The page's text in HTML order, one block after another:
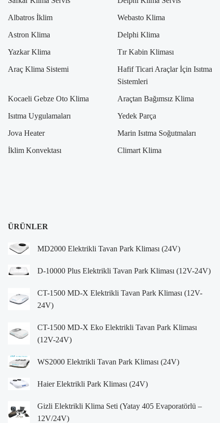
Albatros İklim Webasto Klima
Astron Klima Delphi Klima
Yazkar Klima Tır Kabin Kliması
Araç Klima Sistemi
Hafif Ticari Araçlar İçin Isıtma
Sistemleri
Kocaeli Gebze Oto Klima Araçtan Bağımsız Klima
Isıtma Uygulamaları Yedek Parça
Jova Heater Marin Isıtma Soğutmaları
İklim Konvektası Climart Klima
ÜRÜNLER
MD2000 Elektrikli Tavan Park Kliması (24V)
D-10000 Plus Elektrikli Tavan Park Kliması (12V-24V)
CT-1500 MD-X Elektrikli Tavan Park Kliması (12V-
24V)
CT-1500 MD-X Eko Elektrikli Tavan Park Kliması
(12V-24V)
WS2000 Elektrikli Tavan Park Kliması (24V)
Haier Elektrikli Park Kliması (24V)
Gizli Elektrikli Klima Seti (Yatay 405 Evaporatörlü –
12V/24V)